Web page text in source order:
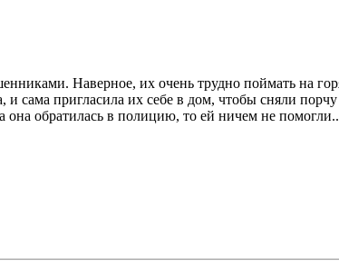
Наверное, их очень трудно поймать на
и сама пригласила их себе в дом, чтобы сняли
она обратилась в полицию, то ей ничем не